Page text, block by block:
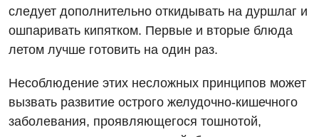
следует дополнительно откидывать на дуршлаг и
ошпаривать кипятком. Первые и вторые блюда
летом лучше готовить на один раз.
Несоблюдение этих несложных принципов может
вызвать развитие острого желудочно-кишечного
заболевания, проявляющегося тошнотой,